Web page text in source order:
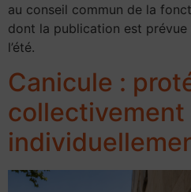
au conseil commun de la
dont la publication est
l’été.
Canicule :
collectivement